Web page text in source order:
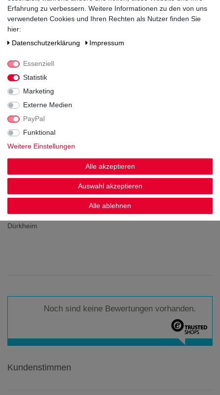
Jahrgang
2022
Alkoholgehalt
Säuregehalt
7
Restsüße
6,4
Prädikat
DQW
Verschluss
Schraubverschluss
Zutaten / Allergene
Vier Jahreszeiten Winzer eG, Postfach 16 03, 67090 Bad
Dürkheim
Noch sind keine Bewertungen vorhanden.
Kundenstimmen
Erfahrung zu verbessern. Weitere Informationen zu den von uns
verwendeten Cookies und Ihren Rechten als Nutzer finden Sie
hier:
Daten­schutz­erklärung
Impressum
Essenziell
Statistik
Marketing
Externe Medien
PayPal
Funktional
Weitere Einstellungen
Alle akzeptieren
Auswahl akzeptieren
Alle ablehnen